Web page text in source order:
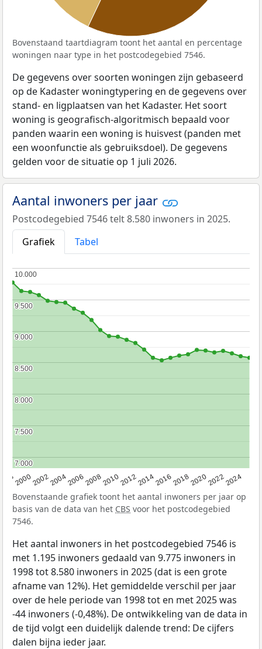
Bovenstaand taartdiagram toont het aantal en percentage
woningen naar type in het postcodegebied 7546.
De gegevens over soorten woningen zijn gebaseerd
op de Kadaster woningtypering en de gegevens over
stand- en ligplaatsen van het Kadaster. Het soort
woning is geografisch-algoritmisch bepaald voor
panden waarin een woning is huisvest (panden met
een woonfunctie als gebruiksdoel). De gegevens
gelden voor de situatie op 1 juli 2026.
Aantal inwoners per jaar
Postcodegebied 7546 telt 8.580 inwoners in 2025.
Grafiek
Tabel
2000200220042006200820102012201420162018202020222024
7.000
7.000
7.500
7.500
8.000
8.000
8.500
8.500
9.000
9.000
9.500
9.500
10.000
10.000
Bovenstaande grafiek toont het aantal inwoners per jaar op
basis van de data van het CBS voor het postcodegebied
7546.
Het aantal inwoners in het postcodegebied 7546 is
met 1.195 inwoners gedaald van 9.775 inwoners in
1998 tot 8.580 inwoners in 2025 (dat is een grote
afname van 12%). Het gemiddelde verschil per jaar
over de hele periode van 1998 tot en met 2025 was
-44 inwoners (-0,48%). De ontwikkeling van de data in
de tijd volgt een duidelijk dalende trend: De cijfers
dalen bijna ieder jaar.